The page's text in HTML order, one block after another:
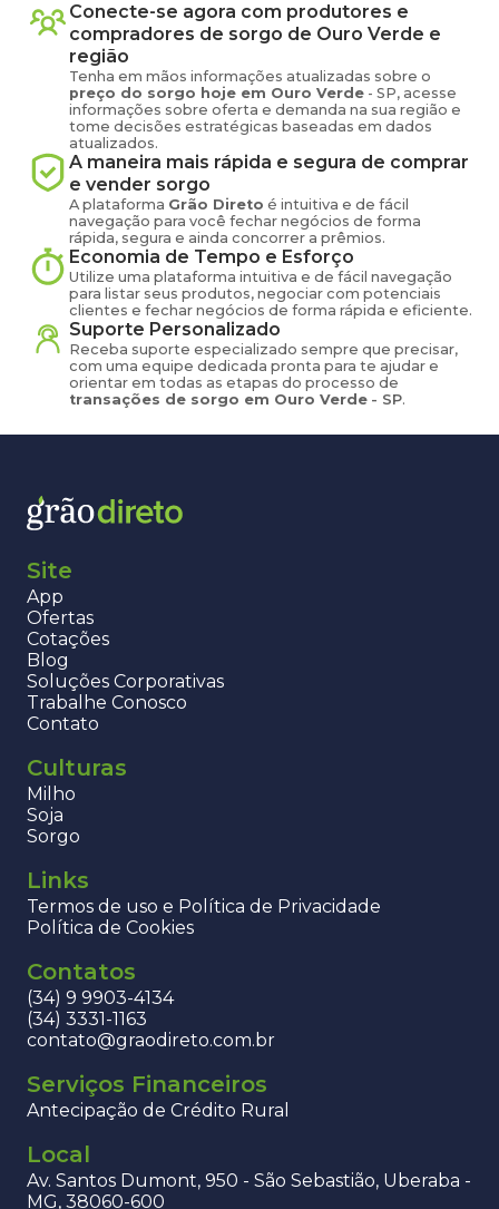
Conecte-se agora com produtores e
compradores de sorgo de Ouro Verde e
região
Tenha em mãos informações atualizadas sobre o
preço do sorgo hoje em Ouro Verde - SP, acesse
informações sobre oferta e demanda na sua região e
tome decisões estratégicas baseadas em dados
atualizados.
A maneira mais rápida e segura de comprar
e vender sorgo
A plataforma Grão Direto é intuitiva e de fácil
navegação para você fechar negócios de forma
rápida, segura e ainda concorrer a prêmios.
Economia de Tempo e Esforço
Utilize uma plataforma intuitiva e de fácil navegação
para listar seus produtos, negociar com potenciais
clientes e fechar negócios de forma rápida e eficiente.
Suporte Personalizado
Receba suporte especializado sempre que precisar,
com uma equipe dedicada pronta para te ajudar e
orientar em todas as etapas do processo de
transações de sorgo em Ouro Verde - SP.
Site
App
Ofertas
Cotações
Blog
Soluções Corporativas
Trabalhe Conosco
Contato
Culturas
Milho
Soja
Sorgo
Links
Termos de uso e Política de Privacidade
Política de Cookies
Contatos
(34) 9 9903-4134
(34) 3331-1163
contato@graodireto.com.br
Serviços Financeiros
Antecipação de Crédito Rural
Local
Av. Santos Dumont, 950 - São Sebastião, Uberaba -
MG, 38060-600